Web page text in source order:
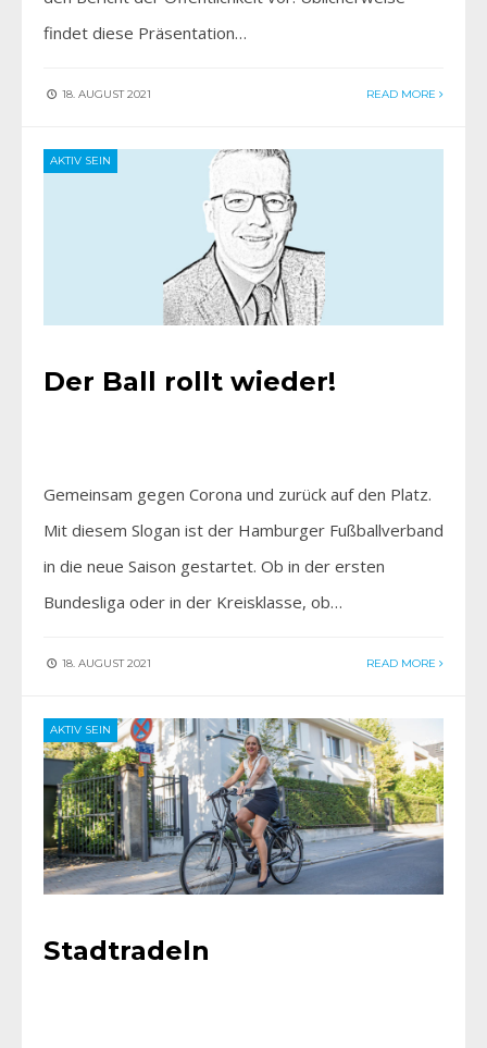
findet diese Präsentation…
18. AUGUST 2021 READ MORE
AKTIV SEIN
Der Ball rollt wieder!
Gemeinsam gegen Corona und zurück auf den Platz.
Mit diesem Slogan ist der Hamburger Fußballverband
in die neue Saison gestartet. Ob in der ersten
Bundesliga oder in der Kreisklasse, ob…
18. AUGUST 2021 READ MORE
AKTIV SEIN
Stadtradeln